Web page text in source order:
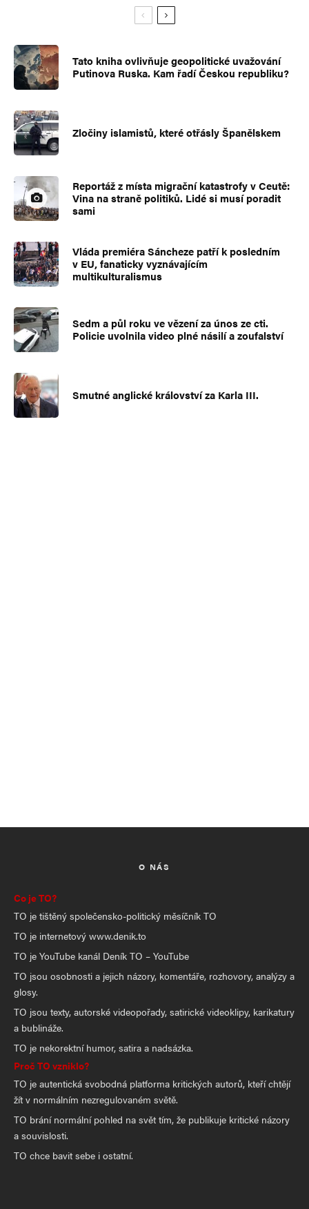
Tato kniha ovlivňuje geopolitické uvažování
Putinova Ruska. Kam řadí Českou republiku?
Zločiny islamistů, které otřásly Španělskem
Reportáž z místa migrační katastrofy v Ceutě:
Vina na straně politiků. Lidé si musí poradit
sami
Vláda premiéra Sáncheze patří k posledním
v EU, fanaticky vyznávajícím
multikulturalismus
Sedm a půl roku ve vězení za únos ze cti.
Policie uvolnila video plné násilí a zoufalství
Smutné anglické království za Karla III.
O NÁS
Co je TO?
TO je tištěný společensko-politický měsíčník TO
TO je internetový www.denik.to
TO je YouTube kanál Deník TO – YouTube
TO jsou osobnosti a jejich názory, komentáře, rozhovory, analýzy a
glosy.
TO jsou texty, autorské videopořady, satirické videoklipy, karikatury
a bublináže.
TO je nekorektní humor, satira a nadsázka.
Proč TO vzniklo?
TO je autentická svobodná platforma kritických autorů, kteří chtějí
žít v normálním nezregulovaném světě.
TO brání normální pohled na svět tím, že publikuje kritické názory
a souvislosti.
TO chce bavit sebe i ostatní.